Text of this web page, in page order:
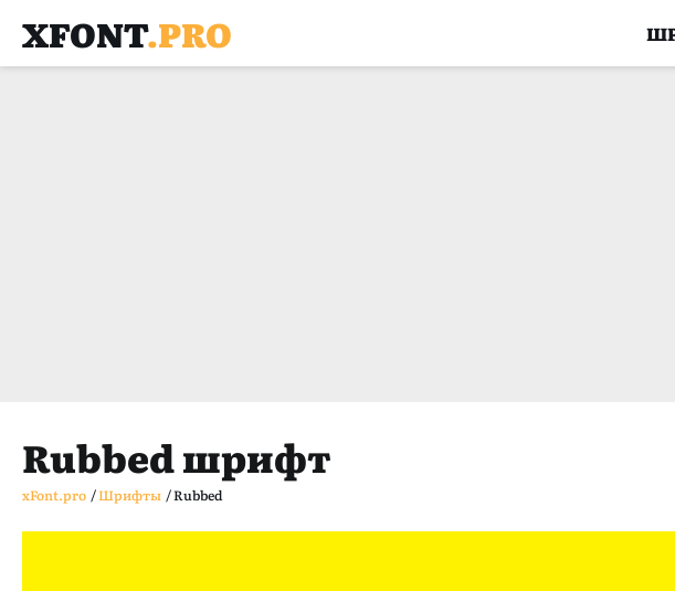
XFONT.PRO
Rubbed шрифт
xFont.pro /Шрифты /Rubbed